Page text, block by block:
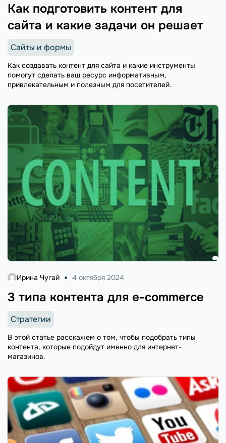
Как подготовить контент для
сайта и какие задачи он решает
Сайты и формы
Как создавать контент для сайта и какие инструменты
помогут сделать ваш ресурс информативным,
привлекательным и полезным для посетителей.
3 типа контента для e-commerce
Ирина Чугай 4 октября 2024
Стратегии
В этой статье расскажем о том, чтобы подобрать типы
контента, которые подойдут именно для интернет-
магазинов.